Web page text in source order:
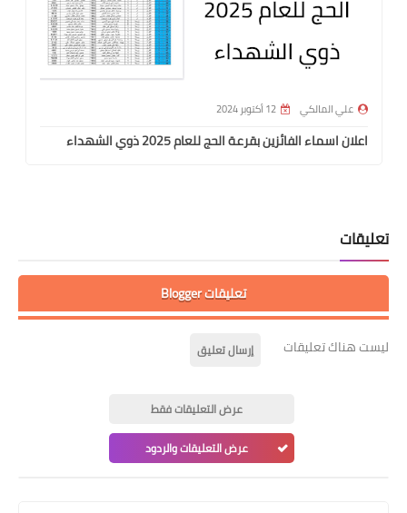
علي المالكي 12 أكتوبر 2024
اعلان اسماء الفائزين بقرعة الحج للعام 2025 ذوي الشهداء
تعليقات
تعليقات Blogger
ليست هناك تعليقات إرسال تعليق
عرض التعليقات فقط
عرض التعليقات والردود